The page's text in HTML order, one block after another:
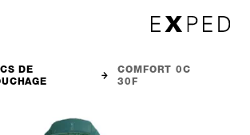
DE
COMFORT 0C
30F